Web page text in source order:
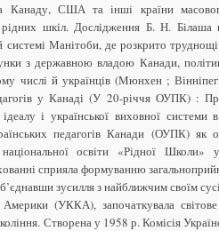
Канаду, США та інші країни
шкіл. Дослідження Б. Н. Білаша
Манітоби, де розкрито труднощі
з державною владою Канади,
числі й українців (Мюнхен ;
у Канаді (У 20-річчя ОУПК) :
ідеалу і української виховної
педагогів Канади (ОУПК) як
національної освіти «Рідної
сприяла формуванню
зусилля з найближчим своїм
(УККА), започаткувала світове
Створена у 1958 р. Комісія